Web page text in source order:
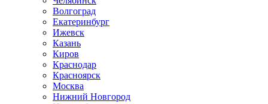
Волгоград
Екатеринбург
Ижевск
Казань
Киров
Краснодар
Красноярск
Москва
Нижний Новгород